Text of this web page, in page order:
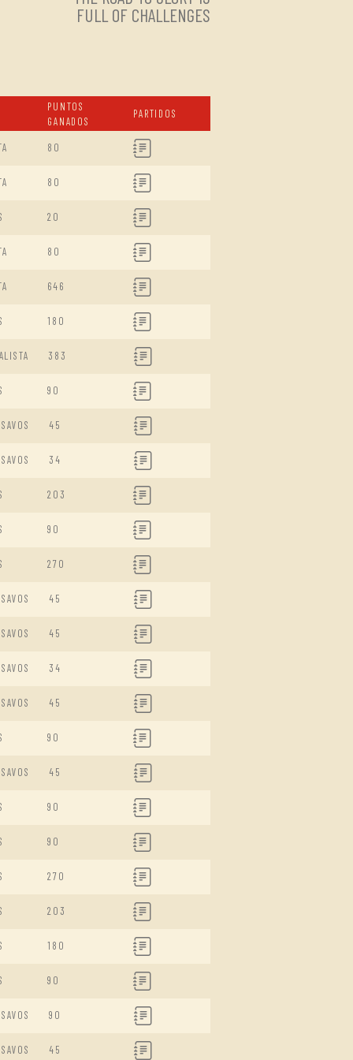
FULL OF CHALLENGES
PUNTOS
GANADOS
PARTIDOS
80
80
20
80
646
180
383
90
45
34
203
90
270
45
45
34
45
90
45
90
90
270
203
180
90
90
45